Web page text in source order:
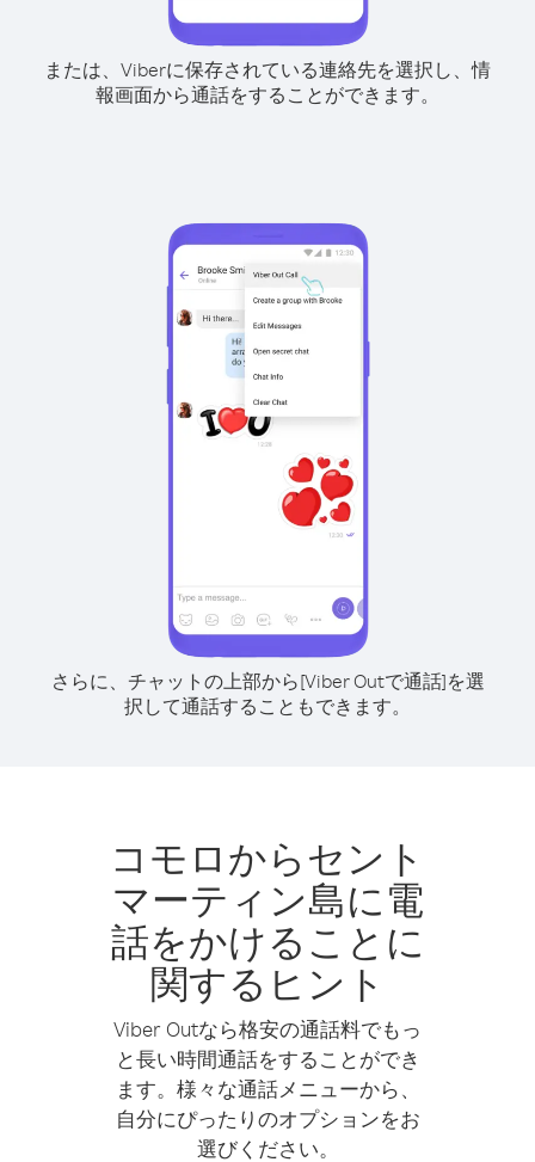
または、Viberに保存されている連絡先を選択し、情
報画面から通話をすることができます。
さらに、チャットの上部から[Viber Outで通話]を選
択して通話することもできます。
コモロからセント
マーティン島に電
話をかけることに
関するヒント
Viber Outなら格安の通話料でもっ
と長い時間通話をすることができ
ます。様々な通話メニューから、
自分にぴったりのオプションをお
選びください。